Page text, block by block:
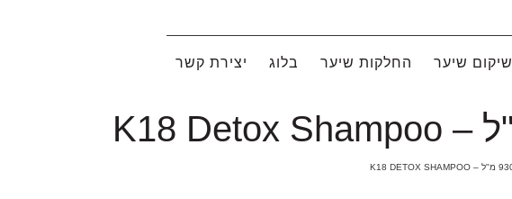
שיקום שיער החלקות שיער בלוג יצירת קשר